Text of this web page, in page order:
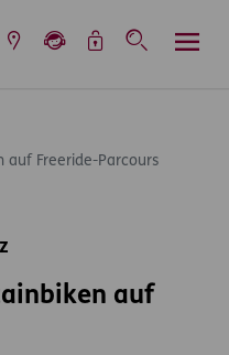
auf Freeride-Parcours
auf